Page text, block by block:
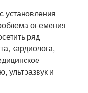
установления
онемения
ряд
кардиолога,
ультразвук и